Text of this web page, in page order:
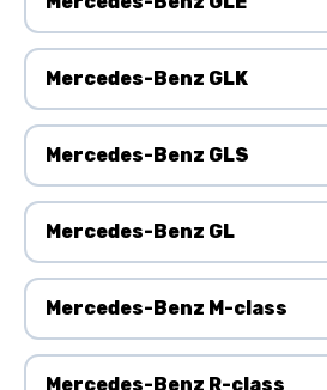
Mercedes-Benz GLK
Mercedes-Benz GLS
Mercedes-Benz GL
Mercedes-Benz M-class
Mercedes-Benz R-class